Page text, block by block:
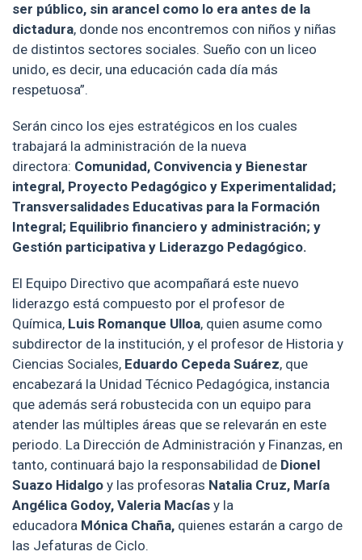
ser público, sin arancel como lo era antes de la
dictadura, donde nos encontremos con niños y niñas
de distintos sectores sociales. Sueño con un liceo
unido, es decir, una educación cada día más
respetuosa”.
Serán cinco los ejes estratégicos en los cuales
trabajará la administración de la nueva
directora: Comunidad, Convivencia y Bienestar
integral, Proyecto Pedagógico y Experimentalidad;
Transversalidades Educativas para la Formación
Integral; Equilibrio financiero y administración; y
Gestión participativa y Liderazgo Pedagógico.
El Equipo Directivo que acompañará este nuevo
liderazgo está compuesto por el profesor de
Química, Luis Romanque Ulloa, quien asume como
subdirector de la institución, y el profesor de Historia y
Ciencias Sociales, Eduardo Cepeda Suárez, que
encabezará la Unidad Técnico Pedagógica, instancia
que además será robustecida con un equipo para
atender las múltiples áreas que se relevarán en este
periodo. La Dirección de Administración y Finanzas, en
tanto, continuará bajo la responsabilidad de Dionel
Suazo Hidalgo y las profesoras Natalia Cruz, María
Angélica Godoy, Valeria Macías y la
educadora Mónica Chaña, quienes estarán a cargo de
las Jefaturas de Ciclo.